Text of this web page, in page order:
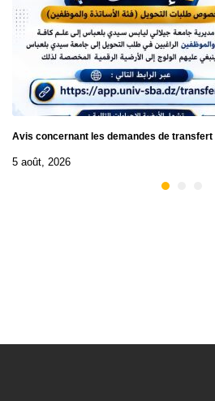
Avis concernant les demandes de transfert
5 août, 2026